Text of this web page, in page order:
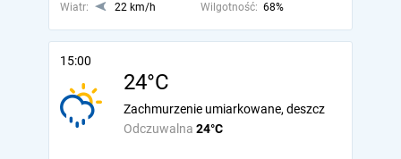
Wiatr:
22 km/h Wilgotność: 68%
15:00
24°C
Odczuwalna 24°C
Zachmurzenie umiarkowane, deszcz